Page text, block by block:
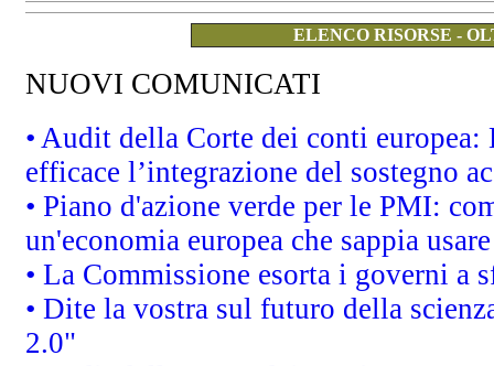
ELENCO RISORSE -
NUOVI COMUNICATI
• Audit della Corte dei conti
efficace l’integrazione del sostegno
• Piano d'azione verde per le PMI:
un'economia europea che sappia
• La Commissione esorta i governi
• Dite la vostra sul futuro della
2.0"